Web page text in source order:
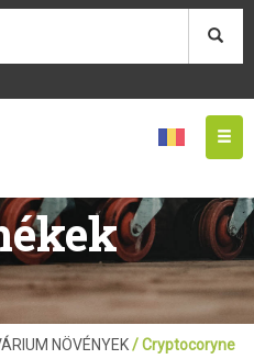
NÖVÉNYEK/ Cryptocoryne